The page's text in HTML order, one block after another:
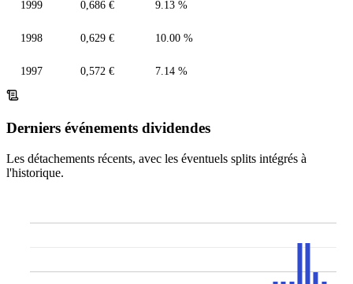
1999 0,686 € 9.13 %
1998 0,629 € 10.00 %
1997 0,572 € 7.14 %
Derniers événements dividendes
Les détachements récents, avec les éventuels splits intégrés à
l'historique.